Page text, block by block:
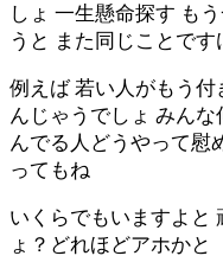
しょ 一生懸命探す も
うと また同じことで
例えば 若い人がもう
んじゃうでしょ みん
んでる人どうやって慰
ってもね
いくらでもいますよと
ょ？どれほどアホかと